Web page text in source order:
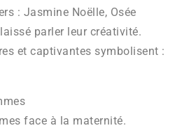
: Jasmine Noëlle, Osée
parler leur créativité.
et captivantes symbolisent :
face à la maternité.